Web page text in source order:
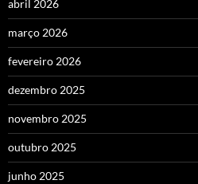
abril 2026
março 2026
fevereiro 2026
dezembro 2025
novembro 2025
outubro 2025
junho 2025